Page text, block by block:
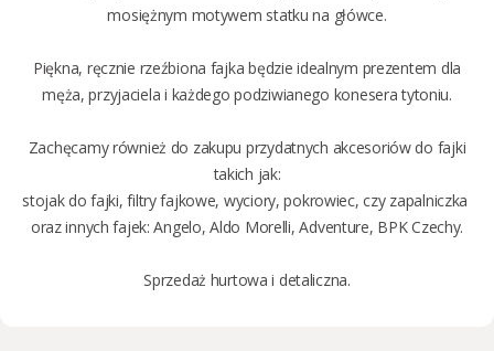
mosiężnym motywem statku na główce.
Piękna, ręcznie rzeźbiona fajka będzie idealnym prezentem dla
męża, przyjaciela i każdego podziwianego konesera tytoniu.
Zachęcamy również do zakupu przydatnych akcesoriów do fajki
takich jak:
stojak do fajki,filtry fajkowe, wyciory,pokrowiec, czy zapalniczka
oraz innych fajek:Angelo,Aldo Morelli,Adventure, BPK Czechy.
Sprzedaż hurtowa i detaliczna.